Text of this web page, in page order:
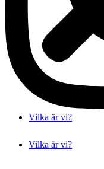
Vilka är vi?
Vilka är vi?